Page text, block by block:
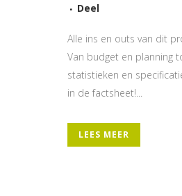
Deel
Alle ins en outs van dit
Van budget en planning
statistieken en
in de factsheet!...
LEES MEER